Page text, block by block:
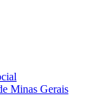
Minas Gerais